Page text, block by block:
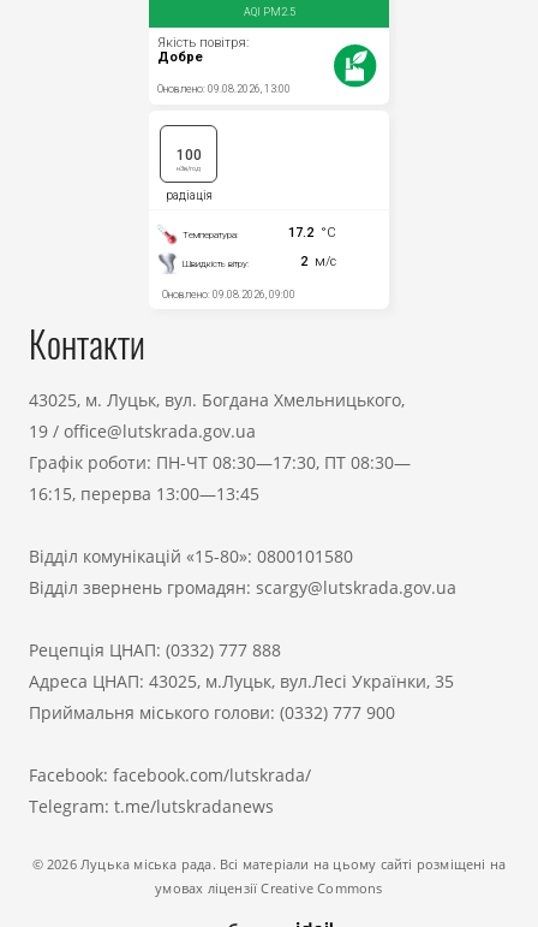
Контакти
43025, м. Луцьк, вул. Богдана Хмельницького,
19 / office@lutskrada.gov.ua
Графік роботи: ПН-ЧТ 08:30—17:30, ПТ 08:30—
16:15, перерва 13:00—13:45
Відділ комунікацій «15-80»: 0800101580
Відділ звернень громадян: scargy@lutskrada.gov.ua
Рецепція ЦНАП: (0332) 777 888
Адреса ЦНАП: 43025, м.Луцьк, вул.Лесі Українки, 35
Приймальня міського голови: (0332) 777 900
Facebook: facebook.com/lutskrada/
Telegram: t.me/lutskradanews
© 2026 Луцька міська рада. Всі матеріали на цьому сайті розміщені на
умовах ліцензії Creative Commons